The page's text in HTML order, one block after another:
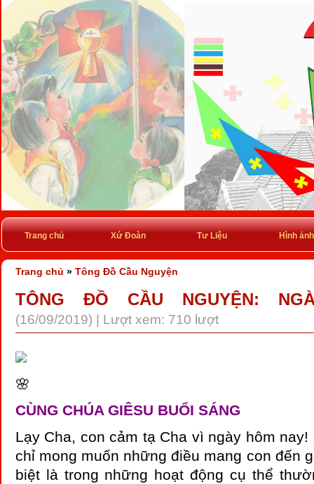
Trang chủ Xứ Đoàn Tư Liệu Hình ảnh
Trang chủ » Tông Đồ Cầu Nguyện
TÔNG ĐỒ CẦU NGUYỆN:
(16/09/2019) | Lượt xem: 710 lượt
🌸
CÙNG CHÚA GIÊSU BUỔI SÁNG
Lạy Cha, con cảm tạ Cha vì ngày hôm nay!
chỉ mong muốn những điều mang con đến
biệt là trong những hoạt động cụ thể